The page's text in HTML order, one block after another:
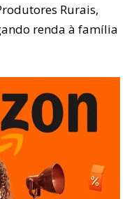
Rurais,
renda à família